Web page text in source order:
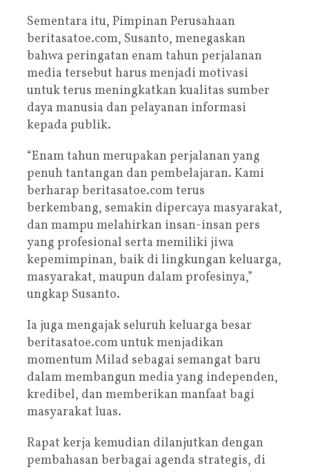
Sementara itu, Pimpinan Perusahaan
beritasatoe.com, Susanto, menegaskan
bahwa peringatan enam tahun perjalanan
media tersebut harus menjadi motivasi
untuk terus meningkatkan kualitas sumber
daya manusia dan pelayanan informasi
kepada publik.
“Enam tahun merupakan perjalanan yang
penuh tantangan dan pembelajaran. Kami
berharap beritasatoe.com terus
berkembang, semakin dipercaya masyarakat,
dan mampu melahirkan insan-insan pers
yang profesional serta memiliki jiwa
kepemimpinan, baik di lingkungan keluarga,
masyarakat, maupun dalam profesinya,”
ungkap Susanto.
Ia juga mengajak seluruh keluarga besar
beritasatoe.com untuk menjadikan
momentum Milad sebagai semangat baru
dalam membangun media yang independen,
kredibel, dan memberikan manfaat bagi
masyarakat luas.
Rapat kerja kemudian dilanjutkan dengan
pembahasan berbagai agenda strategis, di